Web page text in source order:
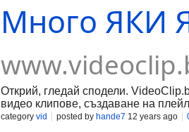
Много ЯКИ
Открий, гледай сподели.
видео клипове, създаване на
category vid posted by hande7 12 years ago